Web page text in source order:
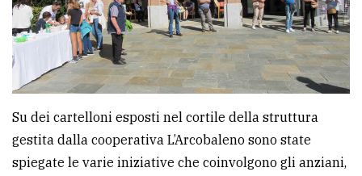
Su dei cartelloni esposti nel cortile della struttura
gestita dalla cooperativa L’Arcobaleno sono state
spiegate le varie iniziative che coinvolgono gli anziani,